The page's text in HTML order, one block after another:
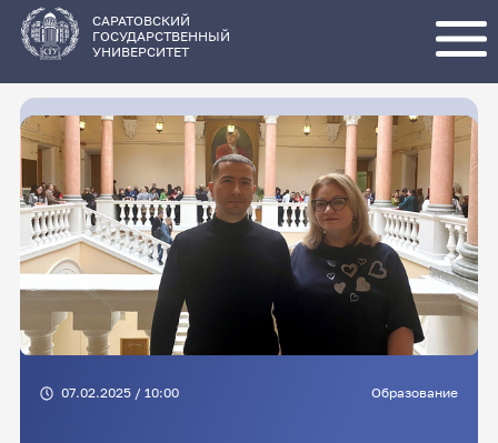
основному
содержанию
САРАТОВСКИЙ
ГОСУДАРСТВЕННЫЙ
УНИВЕРСИТЕТ
07.02.2025 / 10:00 Образование